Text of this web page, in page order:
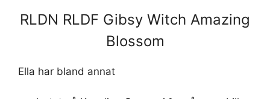
RLDN RLDF Gibsy Witch Amazing
Blossom
Ella har bland annat